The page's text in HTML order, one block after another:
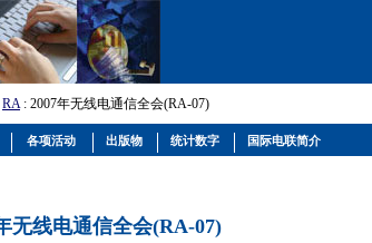
RA: 2007年无线电通信全会(RA-07)
无线电通信全会(RA-07)
各项活动 出版物 统计数字 国际电联简介